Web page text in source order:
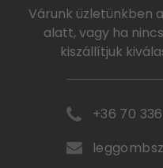
Várunk üzletünkben
alatt, vagy ha
kiszállítjuk
+36 70